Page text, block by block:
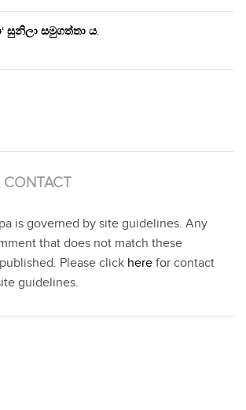
සුනිලා සමුගත්තා ය.
CONTACT
is governed by site guidelines. Any
that does not match these
Please click here for contact
guidelines.